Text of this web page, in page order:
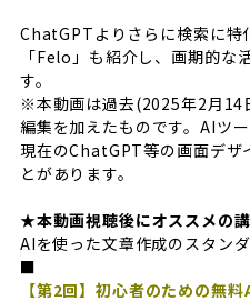
ChatGPTよりさらに検索に特
「Felo」も紹介し、画期的な
す。
※本動画は過去(2025年2月14
編集を加えたものです。AIツ
現在のChatGPT等の画面デザ
とがあります。
★本動画視聴後にオススメの
AIを使った文章作成のスタン
■
【第2回】初心者のための無